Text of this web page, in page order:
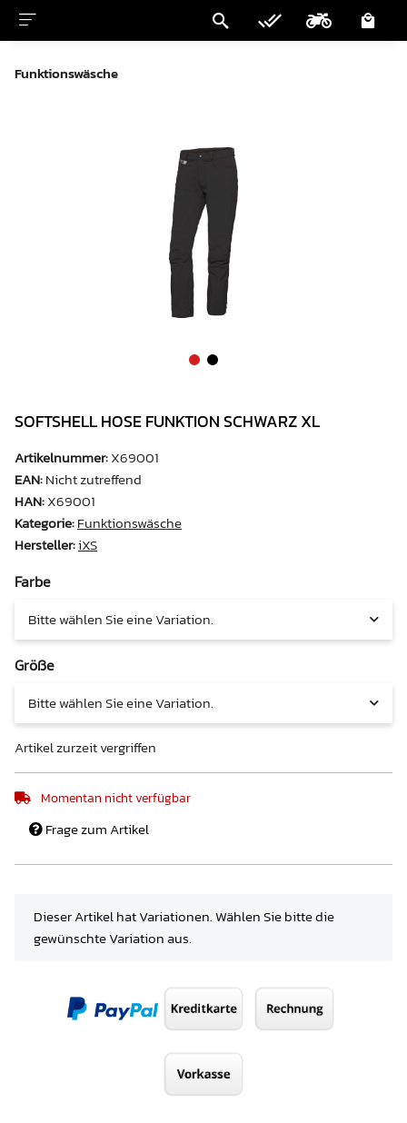
Funktionswäsche
SOFTSHELL HOSE FUNKTION SCHWARZ XL
Artikelnummer:X69001
EAN:Nicht zutreffend
HAN:X69001
Kategorie:Funktionswäsche
Hersteller:iXS
Farbe
Bitte wählen Sie eine Variation.
Größe
Bitte wählen Sie eine Variation.
Artikel zurzeit vergriffen
Momentan nicht verfügbar
Frage zum Artikel
x
Dieser Artikel hat Variationen. Wählen Sie bitte die
gewünschte Variation aus.